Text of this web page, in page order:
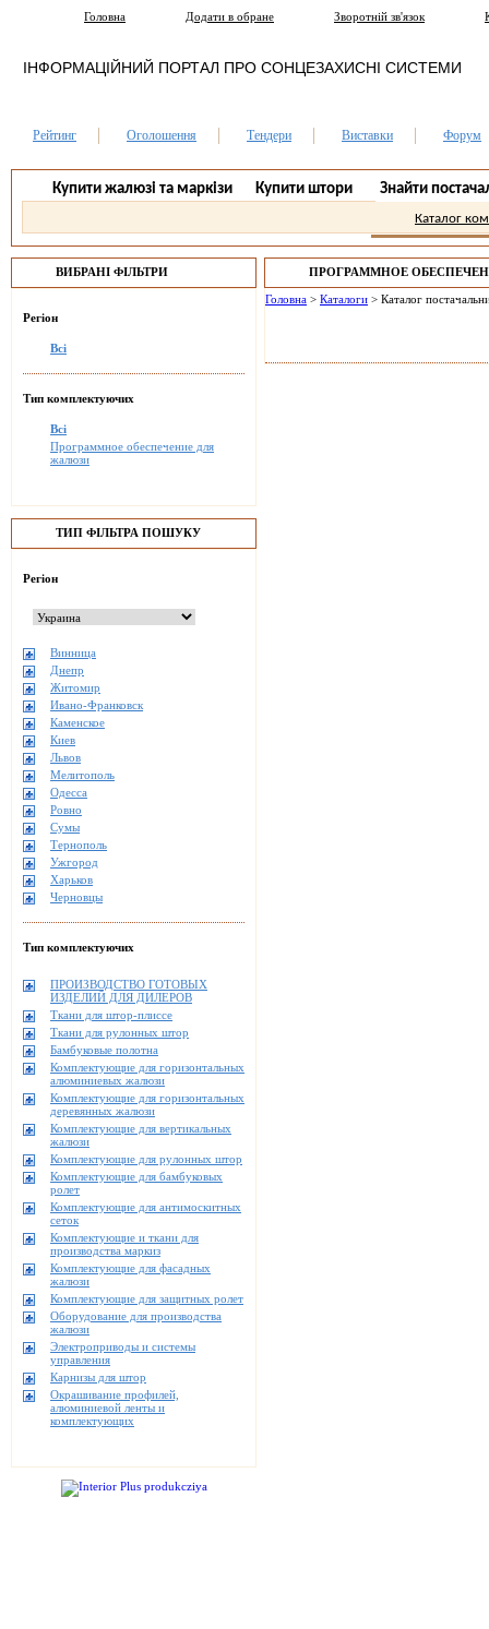
Головна Додати в обране Зворотній зв'язок
ІНФОРМАЦІЙНИЙ ПОРТАЛ ПРО СОНЦЕЗАХИСНІ СИСТЕМИ
Рейтинг Оголошення Тендери Виставки Форум
Купити жалюзі та маркізи Купити штори Знайти
Каталог
ВИБРАНІ ФІЛЬТРИ
Регіон
Всі
Тип комплектуючих
Всі
Программное обеспечение для
жалюзи
ТИП ФІЛЬТРА ПОШУКУ
Регіон
Винница
Днепр
Житомир
Ивано-Франковск
Каменское
Киев
Львов
Мелитополь
Одесса
Ровно
Сумы
Тернополь
Ужгород
Харьков
Черновцы
Тип комплектуючих
ПРОИЗВОДСТВО ГОТОВЫХ
ИЗДЕЛИЙ ДЛЯ ДИЛЕРОВ
Ткани для штор-плиссе
Ткани для рулонных штор
Бамбуковые полотна
Комплектующие для горизонтальных
алюминиевых жалюзи
Комплектующие для горизонтальных
деревянных жалюзи
Комплектующие для вертикальных
жалюзи
Комплектующие для рулонных штор
Комплектующие для бамбуковых
ролет
Комплектующие для антимоскитных
сеток
Комплектующие и ткани для
производства маркиз
Комплектующие для фасадных
жалюзи
Комплектующие для защитных ролет
Оборудование для производства
жалюзи
Электроприводы и системы
управления
Карнизы для штор
Окрашивание профилей,
алюминиевой ленты и
комплектующих
ПРОГРАММНОЕ
ЗАПОРОЖЬЕ.
Головна > Каталоги > Каталог